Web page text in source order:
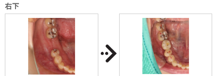
右下